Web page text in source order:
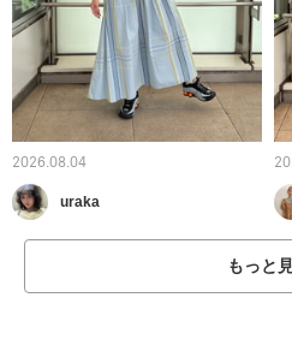
2026.08.04
uraka
もっと